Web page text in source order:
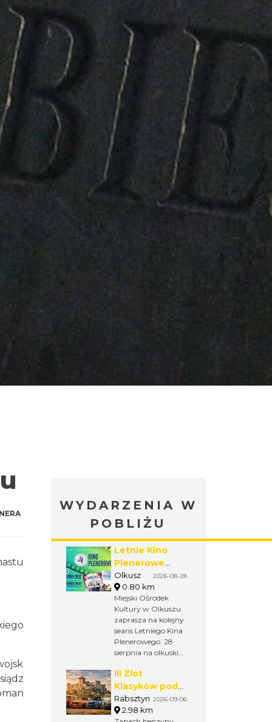
WYDARZENIA W
POBLIŻU
Letnie Kino
Plenerowe
2026 na
olkuskim Rynku
Olkusz 2026-08-28
0.80 km
Miejski Ośrodek
Kultury w Olkuszu
zaprasza na kolejny
seans Letniego Kina
Plenerowego. 28
sierpnia na olkuskim
pokaz filmu
„Mamma Mia! Here
We Go Again” w
wyjątkowej
atmosferze kina pod
III Zlot
Klasyków pod
Zamkiem w
Rabsztynie
Rabsztyn 2026-09-06
2.98 km